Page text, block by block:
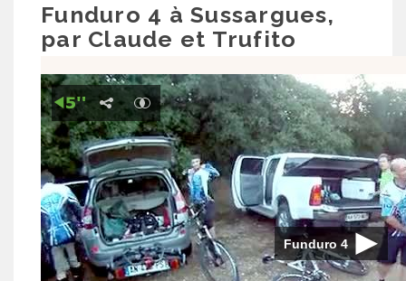
Funduro 4 à Sussargues,
par Claude et Trufito